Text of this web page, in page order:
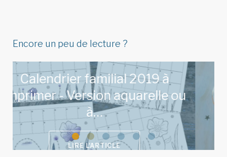
Encore un peu de lecture ?